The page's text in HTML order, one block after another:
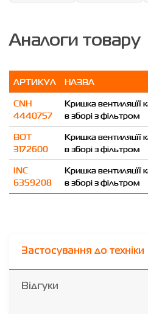
Аналоги товару
АРТИКУЛ НАЗВА
CNH
4440757
Кришка вентиляцїї
в зборі з фільтром
BOT
3172600
Кришка вентиляцїї
в зборі з фільтром
INC
6359208
Кришка вентиляцїї
в зборі з фільтром
Застосування до техніки
Відгуки